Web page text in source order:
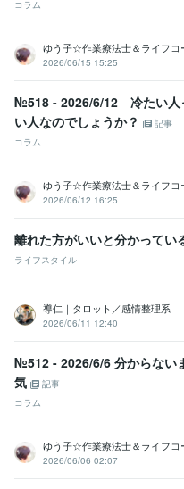
コラム
ゆう子☆作業療法士＆ライフコ
2026/06/15 15:25
№518 - 2026/6/12 冷たい人
い人なのでしょうか？
記事
コラム
ゆう子☆作業療法士＆ライフコ
2026/06/12 16:25
離れた方がいいと分かってい
ライフスタイル
導仁｜タロット／感情整理系
2026/06/11 12:40
№512 - 2026/6/6 分からない
気
記事
コラム
ゆう子☆作業療法士＆ライフコ
2026/06/06 02:07